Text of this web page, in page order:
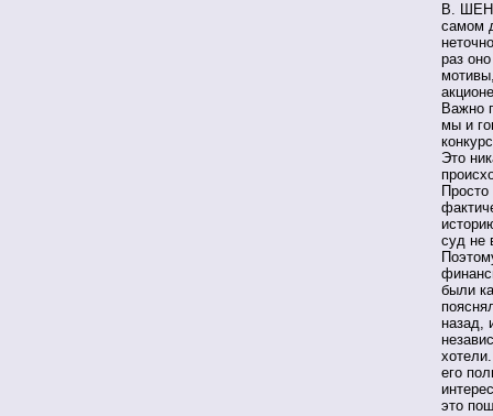
В.
самом
раз
Важно
мы и
Это
суд не
были
назад,
его
это